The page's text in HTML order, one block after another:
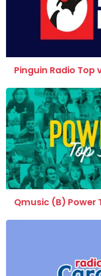
Pinguin Radio Top
Qmusic (B) Power